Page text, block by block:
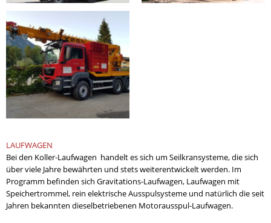
LAUFWAGEN
Bei den Koller-Laufwagen handelt es sich um Seilkransysteme, die sich
über viele Jahre bewährten und stets weiterentwickelt werden. Im
Programm befinden sich Gravitations-Laufwagen, Laufwagen mit
Speichertrommel, rein elektrische Ausspulsysteme und natürlich die seit
Jahren bekannten dieselbetriebenen Motorausspul-Laufwagen.